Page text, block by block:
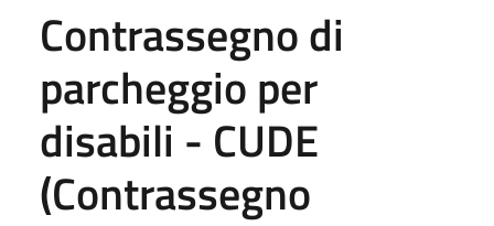
Contrassegno di
parcheggio per
disabili - CUDE
(Contrassegno